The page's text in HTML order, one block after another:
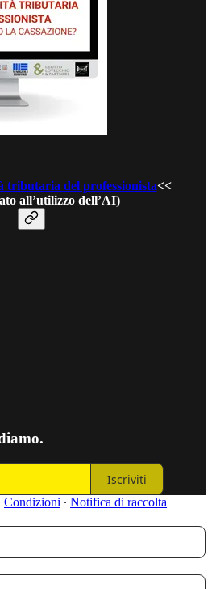
tributaria del professionista<<
all’utilizzo dell’AI)
Iscriviti
Condizioni ∙ Notifica di raccolta